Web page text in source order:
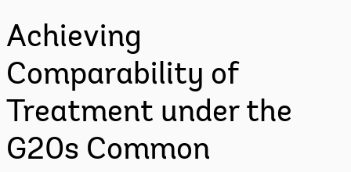
Achieving
Comparability of
Treatment under the
G20s Common